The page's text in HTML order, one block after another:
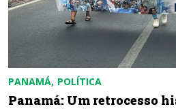
PANAMÁ POLÍTICA
Panamá: Um retrocesso